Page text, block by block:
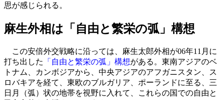
思が感じられる。
麻生外相は「自由と繁栄の弧」構想
この安倍外交戦略に沿っては、麻生太郎外相が06年11月に
打ち出した
「自由と繁栄の弧」構想がある。東南アジアのベ
トナム、カンボジアから、中央アジアのアフガニスタン、ス
ロバキアを経て、東欧のブルガリア、ポーランドに至る、三
日月（弧）状の地帯を視野に入れて、これらの国での自由と